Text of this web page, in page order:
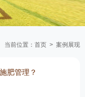
当前位置： 首页 > 案例展现
肥管理？